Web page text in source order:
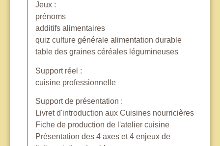
Jeux :
prénoms
additifs alimentaires
quiz culture générale alimentation durable
table des graines céréales légumineuses
Support réel :
cuisine professionnelle
Support de présentation :
Livret d'introduction aux Cuisines nourricières
Fiche de production de l'atelier cuisine
Présentation des 4 axes et 4 enjeux de